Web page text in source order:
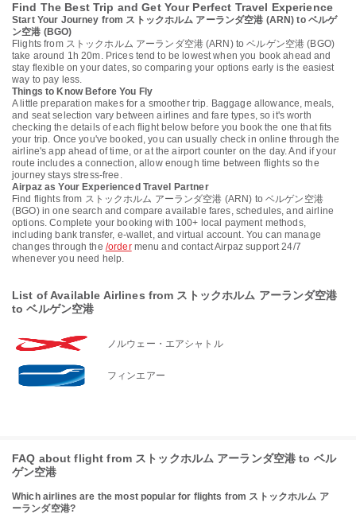
Find The Best Trip and Get Your Perfect Travel Experience
Start Your Journey from ストックホルム アーランダ空港 (ARN) to ベルゲ
ン空港 (BGO)
Flights from ストックホルム アーランダ空港 (ARN) to ベルゲン空港 (BGO)
take around 1h 20m. Prices tend to be lowest when you book ahead and
stay flexible on your dates, so comparing your options early is the easiest
way to pay less.
Things to Know Before You Fly
A little preparation makes for a smoother trip. Baggage allowance, meals,
and seat selection vary between airlines and fare types, so it's worth
checking the details of each flight below before you book the one that fits
your trip. Once you've booked, you can usually check in online through the
airline's app ahead of time, or at the airport counter on the day. And if your
route includes a connection, allow enough time between flights so the
journey stays stress-free.
Airpaz as Your Experienced Travel Partner
Find flights from ストックホルム アーランダ空港 (ARN) to ベルゲン空港
(BGO) in one search and compare available fares, schedules, and airline
options. Complete your booking with 100+ local payment methods,
including bank transfer, e-wallet, and virtual account. You can manage
changes through the /ordermenu and contact Airpaz support 24/7
whenever you need help.
List of Available Airlines from ストックホルム アーランダ空港
to ベルゲン空港
ノルウェー・エアシャトル
フィンエアー
FAQ about flight from ストックホルム アーランダ空港 to ベル
ゲン空港
Which airlines are the most popular for flights from ストックホルム ア
ーランダ空港?